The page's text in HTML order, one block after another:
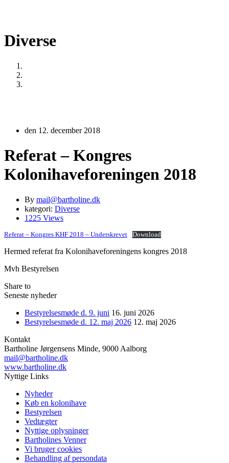
Diverse
den 12. december 2018
Referat – Kongres
Kolonihaveforeningen 2018
By mail@bartholine.dk
kategori: Diverse
1225 Views
Referat – Kongres KHF 2018 – Underskrevet Download
Hermed referat fra Kolonihaveforeningens kongres 2018
Mvh Bestyrelsen
Share to
Seneste nyheder
Bestyrelsesmøde d. 9. juni 16. juni 2026
Bestyrelsesmøde d. 12. maj 2026 12. maj 2026
Kontakt
Bartholine Jørgensens Minde, 9000 Aalborg
mail@bartholine.dk
www.bartholine.dk
Nyttige Links
Nyheder
Køb en kolonihave
Bestyrelsen
Vedtægter
Nyttige oplysninger
Bartholines Venner
Vi bruger cookies
Behandling af persondata